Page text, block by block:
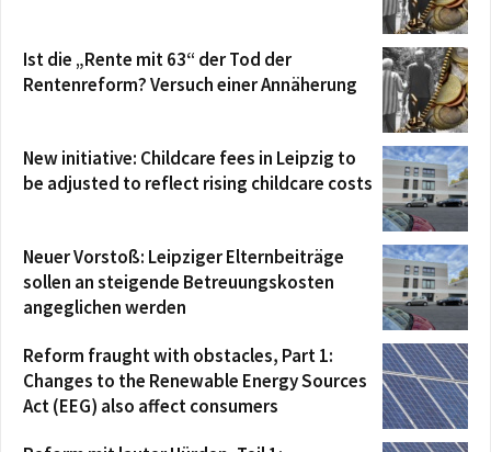
Ist die „Rente mit 63“ der Tod der
Rentenreform? Versuch einer Annäherung
New initiative: Childcare fees in Leipzig to
be adjusted to reflect rising childcare costs
Neuer Vorstoß: Leipziger Elternbeiträge
sollen an steigende Betreuungskosten
angeglichen werden
Reform fraught with obstacles, Part 1:
Changes to the Renewable Energy Sources
Act (EEG) also affect consumers